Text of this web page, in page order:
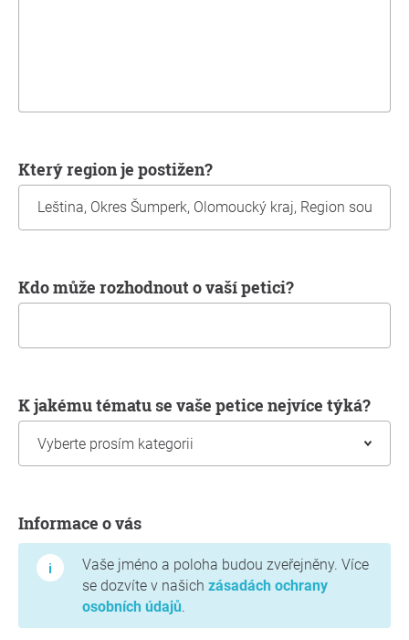
Který region je postižen?
Kdo může rozhodnout o vaší petici?
K jakému tématu se vaše petice nejvíce týká?
Informace o vás
Vaše jméno a poloha budou zveřejněny. Více
se dozvíte v našich zásadách ochrany
osobních údajů.